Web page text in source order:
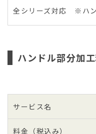
全シリーズ対応 ※ハン
ハンドル部分加
サービス名
料金（税込み）